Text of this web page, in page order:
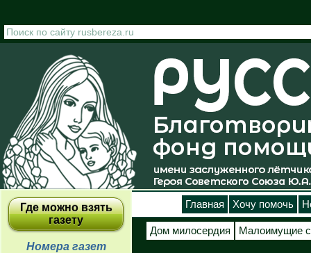
Где можно взять
газету
Номера газет
Главная Хочу помочь
Дом милосердия Малоимущие